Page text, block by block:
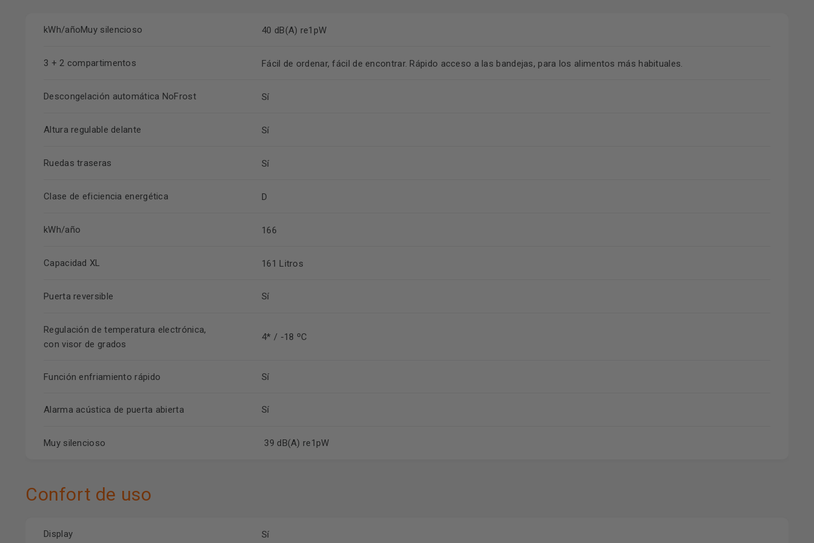
kWh/añoMuy silencioso 40 dB(A) re1pW
3 + 2 compartimentos Fácil de ordenar, fácil de encontrar. Rápido acceso a las bandejas, para los alimentos más habituales.
Descongelación automática NoFrost Sí
Altura regulable delante Sí
Ruedas traseras Sí
Clase de eficiencia energética D
kWh/año 166
Capacidad XL 161 Litros
Puerta reversible Sí
Regulación de temperatura electrónica,
con visor de grados
4* / -18 ºC
Función enfriamiento rápido Sí
Alarma acústica de puerta abierta Sí
Muy silencioso 39 dB(A) re1pW
Confort de uso
Display Sí